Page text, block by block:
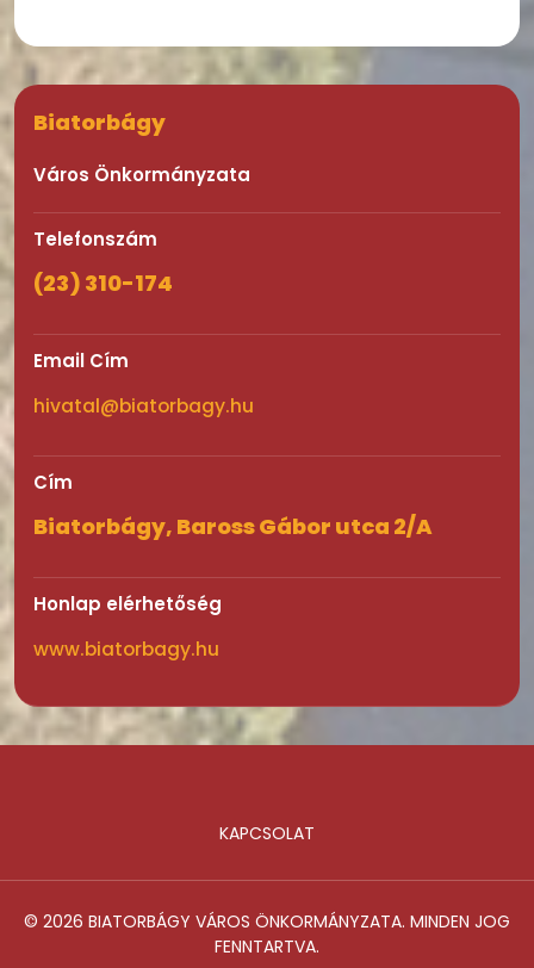
Biatorbágy
Város Önkormányzata
Telefonszám
(23) 310-174
Email Cím
hivatal@biatorbagy.hu
Cím
Biatorbágy, Baross Gábor utca 2/A
Honlap elérhetőség
www.biatorbagy.hu
KAPCSOLAT
© 2026 BIATORBÁGY VÁROS ÖNKORMÁNYZATA. MINDEN JOG
FENNTARTVA.